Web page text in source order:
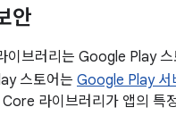
안
이브러리는 Google Play
스토어는 Google Play 서
라이브러리가 앱의 특